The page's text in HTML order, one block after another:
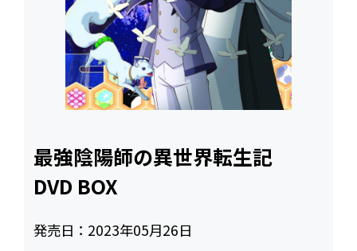
最強陰陽師の異世界転生記
DVD BOX
発売日： 2023年05月26日